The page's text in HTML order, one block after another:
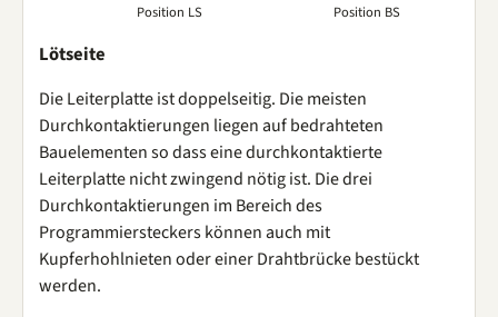
Position LS Position BS
Lötseite
Die Leiterplatte ist doppelseitig. Die meisten
Durchkontaktierungen liegen auf bedrahteten
Bauelementen so dass eine durchkontaktierte
Leiterplatte nicht zwingend nötig ist. Die drei
Durchkontaktierungen im Bereich des
Programmiersteckers können auch mit
Kupferhohlnieten oder einer Drahtbrücke bestückt
werden.